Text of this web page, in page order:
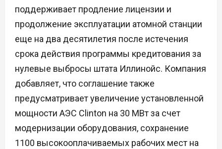
поддерживает продление лицензии и
продолжение эксплуатации атомной станции
еще на два десятилетия после истечения
срока действия программы кредитования за
нулевые выбросы штата Иллинойс. Компания
добавляет, что соглашение также
предусматривает увеличение установленной
мощности АЭС Clinton на 30 МВт за счет
модернизации оборудования, сохранение
1100 высокооплачиваемых рабочих мест на